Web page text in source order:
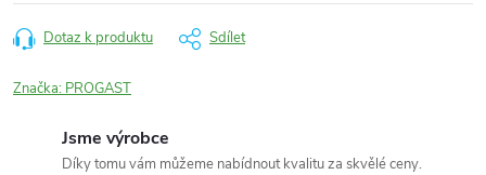
Dotaz k produktu Sdílet
Značka: PROGAST
Jsme výrobce
Díky tomu vám můžeme nabídnout kvalitu za skvělé ceny.